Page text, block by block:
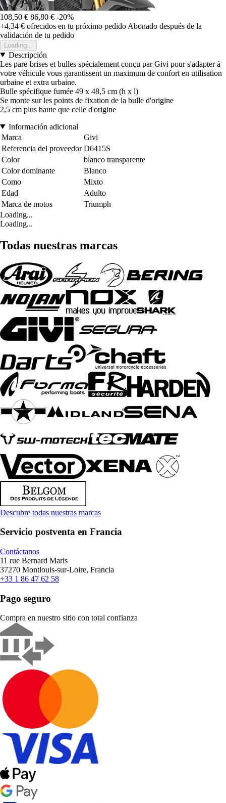
108,50 € 86,80 € -20%
+4,34 € ofrecidos en tu próximo pedido Abonado después de la
validación de tu pedido
Loading...
Descripción
Les pare-brises et bulles spécialement conçu par Givi pour s'adapter à
votre véhicule vous garantissent un maximum de confort en utilisation
urbaine et extra urbaine.
Bulle spécifique fumée 49 x 48,5 cm (h x l)
Se monte sur les points de fixation de la bulle d'origine
2,5 cm plus haute que celle d'origine
Información adicional
Marca
Givi
Referencia del proveedor D6415S
Color
blanco transparente
Color dominante
Blanco
Como
Mixto
Edad
Adulto
Marca de motos
Triumph
Loading...
Loading...
Todas nuestras marcas
Descubre todas nuestras marcas
Servicio postventa en Francia
Contáctanos
11 rue Bernard Maris
37270 Montlouis-sur-Loire, Francia
+33 1 86 47 62 58
Pago seguro
Compra en nuestro sitio con total confianza